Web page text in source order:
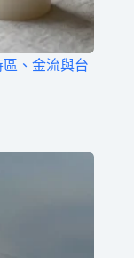
、金流與台